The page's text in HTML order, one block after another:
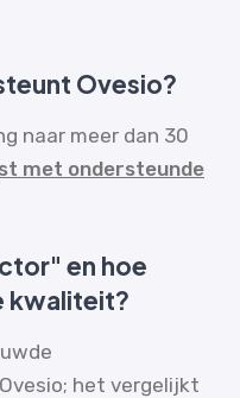
Ovesio?
naar meer dan 30
met ondersteunde
en hoe
kwaliteit?
het vergelijkt